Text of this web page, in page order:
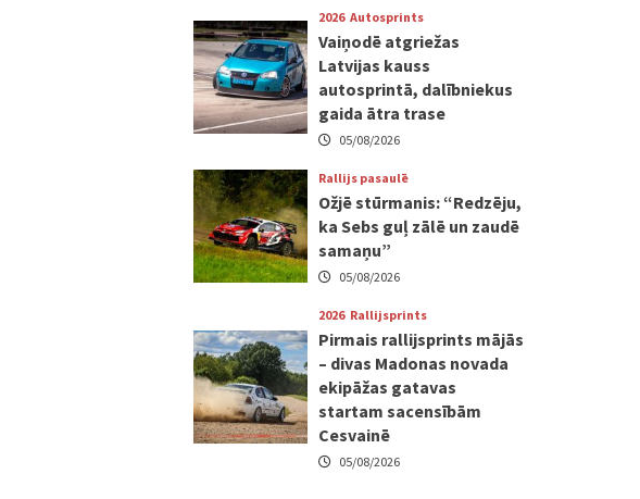
2026 Autosprints
Vaiņodē atgriežas
Latvijas kauss
autosprintā, dalībniekus
gaida ātra trase
05/08/2026
Rallijs pasaulē
Ožjē stūrmanis: “Redzēju,
ka Sebs guļ zālē un zaudē
samaņu”
05/08/2026
2026 Rallijsprints
Pirmais rallijsprints mājās
– divas Madonas novada
ekipāžas gatavas
startam sacensībām
Cesvainē
05/08/2026